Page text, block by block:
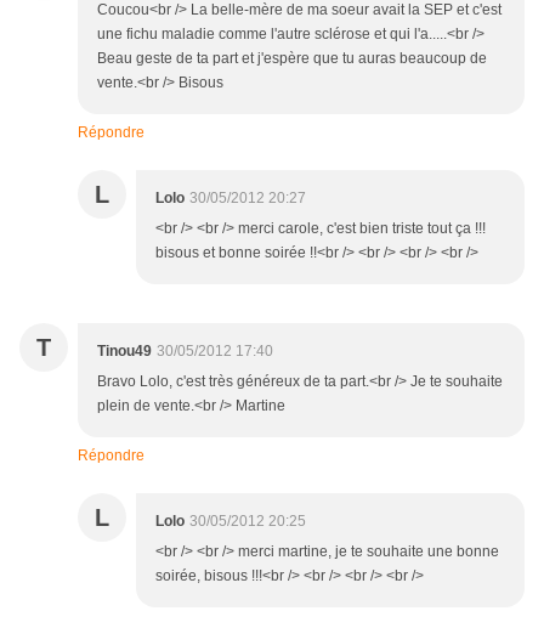
Coucou<br /> La belle-mère de ma soeur avait la SEP et c'est
une fichu maladie comme l'autre sclérose et qui l'a.....<br />
Beau geste de ta part et j'espère que tu auras beaucoup de
vente.<br /> Bisous
Répondre
L Lolo 30/05/2012 20:27
<br /> <br /> merci carole, c'est bien triste tout ça !!!
bisous et bonne soirée !!<br /> <br /> <br /> <br />
T Tinou49 30/05/2012 17:40
Bravo Lolo, c'est très généreux de ta part.<br /> Je te souhaite
plein de vente.<br /> Martine
Répondre
L Lolo 30/05/2012 20:25
<br /> <br /> merci martine, je te souhaite une bonne
soirée, bisous !!!<br /> <br /> <br /> <br />